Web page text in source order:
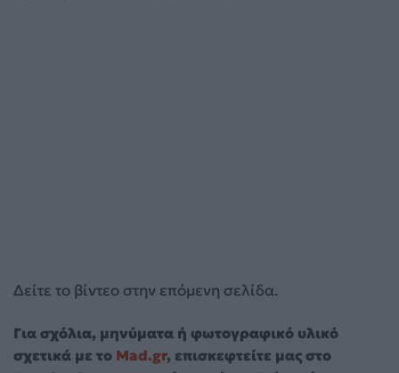
Δείτε το βίντεο στην επόμενη σελίδα.
Για σχόλια, μηνύματα ή φωτογραφικό υλικό
σχετικά με το Mad.gr, επισκεφτείτε μας στο